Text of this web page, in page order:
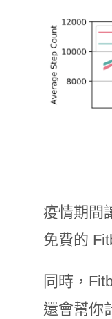
疫情期間
免費的
同時，
還會幫你